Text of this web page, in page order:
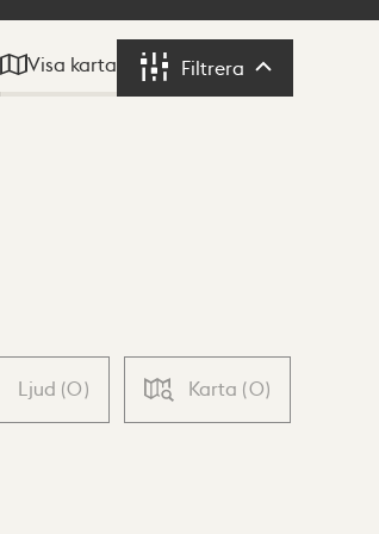
Visa karta Filtrera Filtrera
Ljud (0) Karta (0)